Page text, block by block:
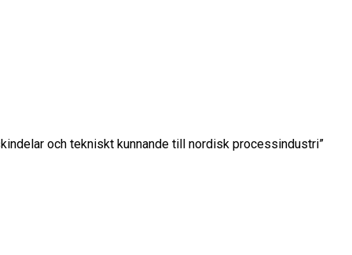
och tekniskt kunnande till nordisk processindustri”